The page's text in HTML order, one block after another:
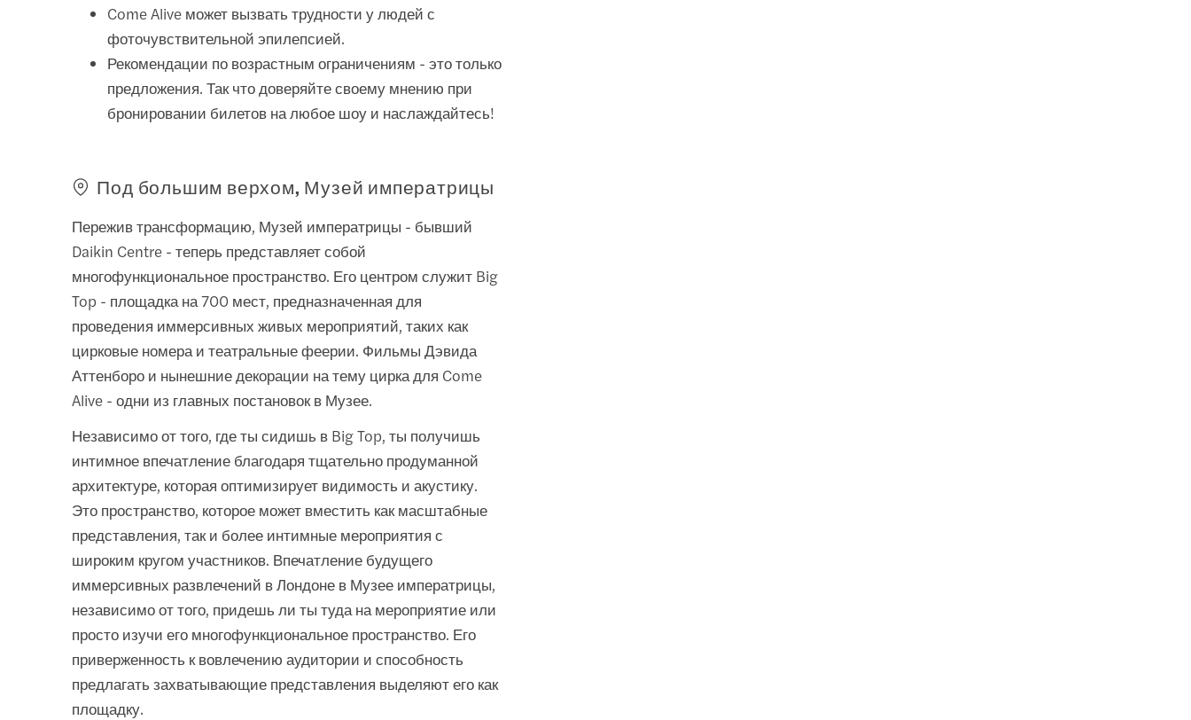
Come Alive может вызвать трудности у людей с
фоточувствительной эпилепсией.
Рекомендации по возрастным ограничениям - это только
предложения. Так что доверяйте своему мнению при
бронировании билетов на любое шоу и наслаждайтесь!
Под большим верхом, Музей императрицы
Пережив трансформацию, Музей императрицы - бывший
Daikin Centre - теперь представляет собой
многофункциональное пространство. Его центром служит Big
Top - площадка на 700 мест, предназначенная для
проведения иммерсивных живых мероприятий, таких как
цирковые номера и театральные феерии. Фильмы Дэвида
Аттенборо и нынешние декорации на тему цирка для Come
Alive - одни из главных постановок в Музее.
Независимо от того, где ты сидишь в Big Top, ты получишь
интимное впечатление благодаря тщательно продуманной
архитектуре, которая оптимизирует видимость и акустику.
Это пространство, которое может вместить как масштабные
представления, так и более интимные мероприятия с
широким кругом участников. Впечатление будущего
иммерсивных развлечений в Лондоне в Музее императрицы,
независимо от того, придешь ли ты туда на мероприятие или
просто изучи его многофункциональное пространство. Его
приверженность к вовлечению аудитории и способность
предлагать захватывающие представления выделяют его как
площадку.